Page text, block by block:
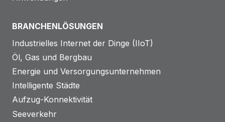
BRANCHENLÖSUNGEN
Industrielles Internet der Dinge (IIoT)
Öl, Gas und Bergbau
Energie und Versorgungsunternehmen
Intelligente Städte
Aufzug-Konnektivität
Seeverkehr